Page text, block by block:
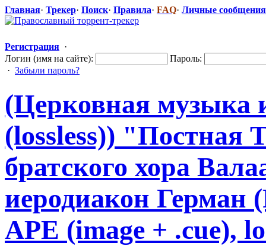
Главная· Трекер· Поиск· Правила· FAQ· Личные сообщения
Регистрация ·
Логин (имя на сайте):
Пароль:
· Забыли пароль?
(Церковная музыка
(lossless)) "Постная
братского хора
иеродиакон Герман
APE (image + .cue),